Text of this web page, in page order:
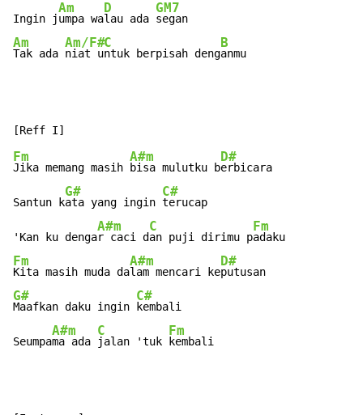
Ingin j
Am
umpa wa
D
lau ada
GM7
Am
Tak ada
Am/F#
niat u
C
ntuk berpisah deng
B
anmu
Fm
Jika memang masih
A#m
bisa mulutku b
D#
erbicara
Santun k
G#
ata yang ingin
C#
terucap
'Kan ku denga
A#m
r caci d
C
an puji dirimu p
Fm
Fm
Kita masih muda da
A#m
lam mencari ke
D#
G#
Maafkan daku ingin
C#
kembali
Seumpa
A#m
ma ada
C
jalan 'tuk
Fm
kembali